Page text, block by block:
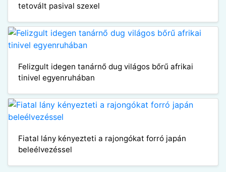
tetovált pasival szexel
Felizgult idegen tanárnő dug világos bőrű afrikai
tinivel egyenruhában
Fiatal lány kényezteti a rajongókat forró japán
beleélvezéssel